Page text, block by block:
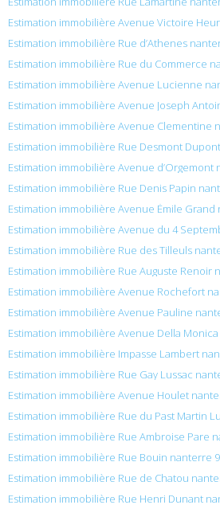
Estimation immobilière Avenue Victoire
Estimation immobilière Rue d’Athenes
Estimation immobilière Rue du Commerce
Estimation immobilière Avenue Lucienne
Estimation immobilière Avenue Joseph
Estimation immobilière Avenue Clementine
Estimation immobilière Rue Desmont
Estimation immobilière Avenue d’Orgemont
Estimation immobilière Rue Denis Papin
Estimation immobilière Avenue Émile Grand
Estimation immobilière Avenue du 4
Estimation immobilière Rue des Tilleuls
Estimation immobilière Rue Auguste Renoir
Estimation immobilière Avenue Rochefort
Estimation immobilière Avenue Pauline
Estimation immobilière Avenue Della
Estimation immobilière Impasse Lambert
Estimation immobilière Rue Gay Lussac
Estimation immobilière Avenue Houlet
Estimation immobilière Rue du Past Martin
Estimation immobilière Rue Ambroise Pare
Estimation immobilière Rue Bouin nanterre
Estimation immobilière Rue de Chatou
Estimation immobilière Rue Henri Dunant